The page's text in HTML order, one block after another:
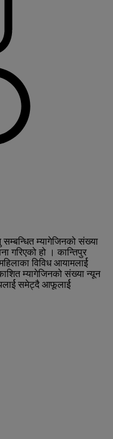
सम्बन्धित म्यागेजिनको संख्या
गरिएको हो । कान्तिपुर
विविध आयामलार्ई
म्यागेजिनको संख्या न्यून
समेट्दै आफूलार्ई